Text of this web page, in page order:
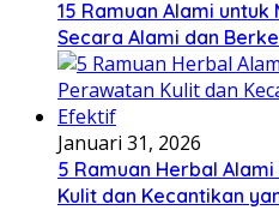
15 Ramuan Alami
Secara Alami dan
Januari 31, 2026
5 Ramuan Herbal
Kulit dan Kecantikan